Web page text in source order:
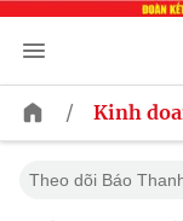
/ Kinh
Theo dõi Báo